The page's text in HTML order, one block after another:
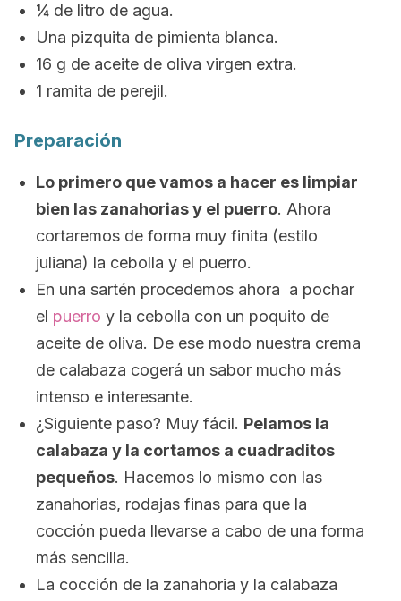
¼ de litro de agua.
Una pizquita de pimienta blanca.
16 g de aceite de oliva virgen extra.
1 ramita de perejil.
Preparación
Lo primero que vamos a hacer es limpiar
bien las zanahorias y el puerro. Ahora
cortaremos de forma muy finita (estilo
juliana) la cebolla y el puerro.
En una sartén procedemos ahora a pochar
el puerro y la cebolla con un poquito de
aceite de oliva. De ese modo nuestra crema
de calabaza cogerá un sabor mucho más
intenso e interesante.
¿Siguiente paso? Muy fácil. Pelamos la
calabaza y la cortamos a cuadraditos
pequeños. Hacemos lo mismo con las
zanahorias, rodajas finas para que la
cocción pueda llevarse a cabo de una forma
más sencilla.
La cocción de la zanahoria y la calabaza